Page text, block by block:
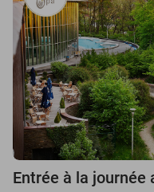
Entrée à la journée